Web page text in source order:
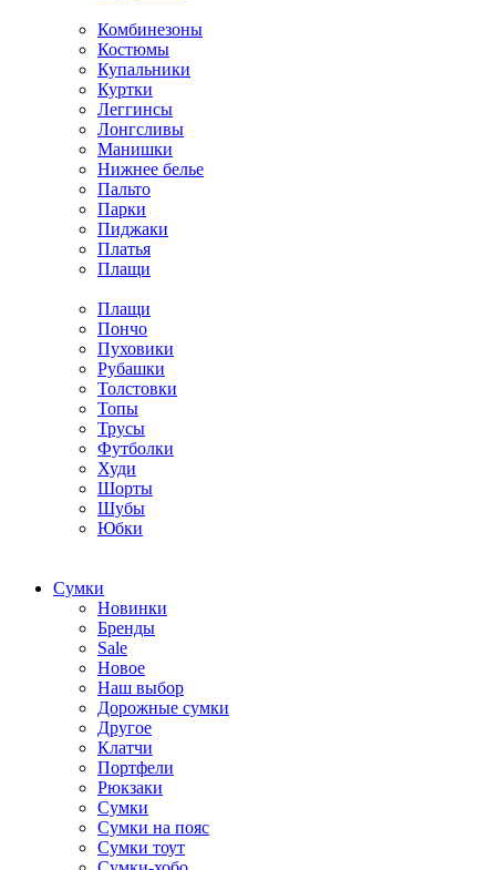
Комбинезоны
Костюмы
Купальники
Куртки
Леггинсы
Лонгсливы
Манишки
Нижнее белье
Пальто
Парки
Пиджаки
Платья
Плащи
Плащи
Пончо
Пуховики
Рубашки
Толстовки
Топы
Трусы
Футболки
Худи
Шорты
Шубы
Юбки
Cумки
Новинки
Бренды
Sale
Новое
Наш выбор
Дорожные сумки
Другое
Клатчи
Портфели
Рюкзаки
Сумки
Сумки на пояс
Сумки тоут